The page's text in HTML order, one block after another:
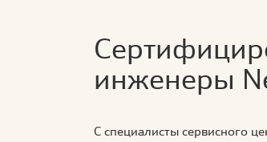
инженеры
С специалисты сервисного